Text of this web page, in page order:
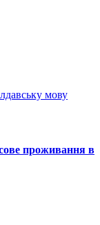
мову
проживання в